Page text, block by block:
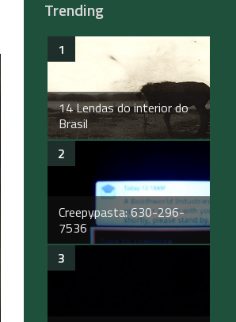
Trending
14 Lendas do interior do
Brasil
Creepypasta: 630-296-
7536